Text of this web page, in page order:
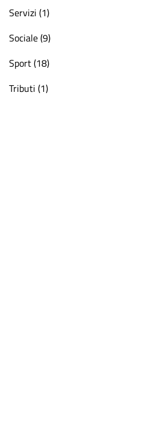
Servizi (1)
Sociale (9)
Sport (18)
Tributi (1)